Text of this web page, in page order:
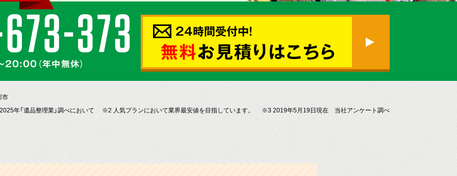
（年中無休）
24時間受付中!
無料お見積りはこちら
市
年「遺品整理業」調べにおいて
※2 人気プランにおいて業界最安値を目指しています。 ※3 2019年5月19日現在 当社アンケート調べ